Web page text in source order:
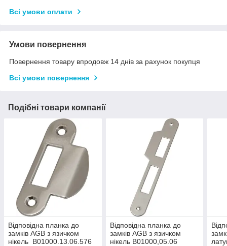
Всі умови оплати
Умови повернення
Повернення товару впродовж 14 днів за рахунок покупця
Всі умови повернення
Подібні товари компанії
Відповідна планка до
замків AGB з язичком
нікель B01000.13.06.576
Відповідна планка до
замків AGB з язичком
нікель В01000,05.06